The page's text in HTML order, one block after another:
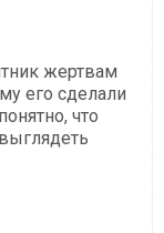
жертвам
его сделали
что